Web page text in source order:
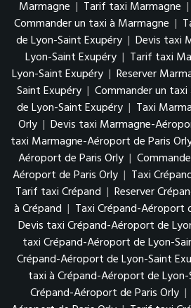
Marmagne | Tarif taxi Marmagne |
Commander un taxi à Marmagne |
de Lyon-Saint Exupéry | Devis taxi
Lyon-Saint Exupéry | Tarif taxi
Lyon-Saint Exupéry | Reserver
Saint Exupéry | Commander un
de Lyon-Saint Exupéry | Taxi
Orly | Devis taxi Marmagne-
taxi Marmagne-Aéroport de Paris
Aéroport de Paris Orly |
Aéroport de Paris Orly | Taxi
Tarif taxi Crépand | Reserver
à Crépand | Taxi Crépand-Aéroport
Devis taxi Crépand-Aéroport de
taxi Crépand-Aéroport de Lyon-
Crépand-Aéroport de Lyon-Saint
taxi à Crépand-Aéroport de
Crépand-Aéroport de Paris Orly |